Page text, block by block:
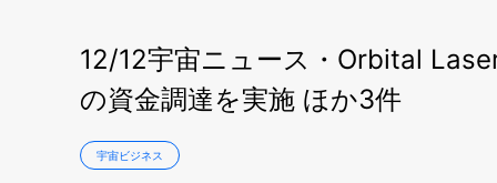
12/12宇宙ニュース・Orbital
の資金調達を実施 ほか3件
宇宙ビジネス